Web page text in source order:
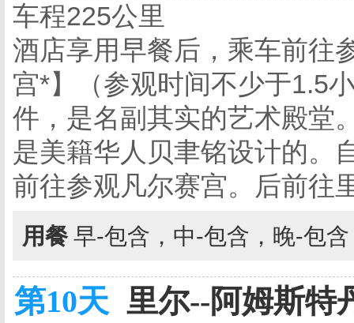
车程225公里
酒店享用早餐后，乘车前往
宫*】（参观时间不少于1.5
件，是名副其实的艺术殿堂
是美籍华人贝聿铭设计的。
前往参观凡尔赛宫。后前往
用餐 早-包含，中-包含，晚-包
第10天 里尔--阿姆斯特